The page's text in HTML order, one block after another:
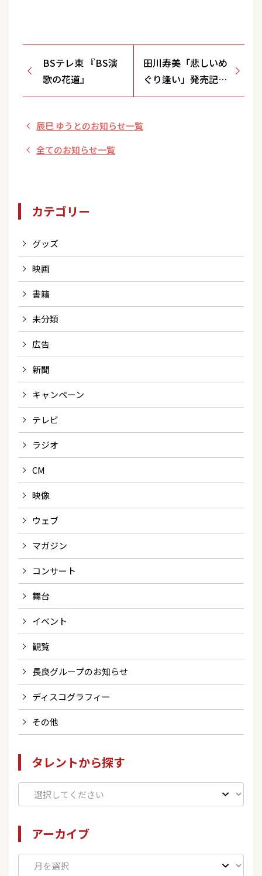
BSテレ東 『BS演
歌の花道』
田川寿美「悲しいめ
ぐり逢い」発売記念
イベント
辰巳 ゆうとのお知らせ一覧
全てのお知らせ一覧
カテゴリー
グッズ
映画
書籍
未分類
広告
新聞
キャンペーン
テレビ
ラジオ
CM
映像
ウェブ
マガジン
コンサート
舞台
イベント
観覧
長良グループのお知らせ
ディスコグラフィー
その他
タレントから探す
アーカイブ